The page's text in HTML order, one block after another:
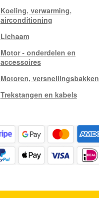
Koeling, verwarming,
airconditioning
Lichaam
Motor - onderdelen en
accessoires
Motoren, versnellingsbakken
Trekstangen en kabels